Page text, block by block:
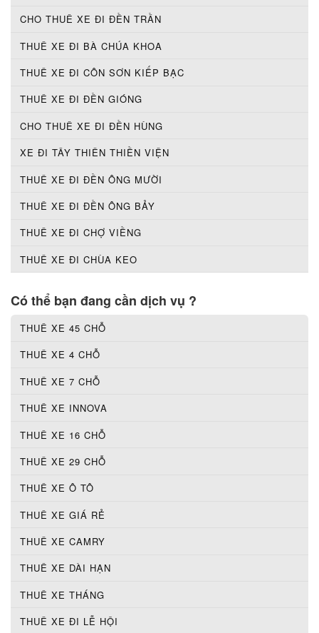
CHO THUÊ XE ĐI ĐỀN TRẦN
THUÊ XE ĐI BÀ CHÚA KHOA
THUÊ XE ĐI CÔN SƠN KIẾP BẠC
THUÊ XE ĐI ĐỀN GIÓNG
CHO THUÊ XE ĐI ĐỀN HÙNG
XE ĐI TÂY THIÊN THIỀN VIỆN
THUÊ XE ĐI ĐỀN ÔNG MƯỜI
THUÊ XE ĐI ĐỀN ÔNG BẢY
THUÊ XE ĐI CHỢ VIỀNG
THUÊ XE ĐI CHÙA KEO
Có thể bạn đang cần dịch vụ ?
THUÊ XE 45 CHỖ
THUÊ XE 4 CHỖ
THUÊ XE 7 CHỖ
THUÊ XE INNOVA
THUÊ XE 16 CHỖ
THUÊ XE 29 CHỖ
THUÊ XE Ô TÔ
THUÊ XE GIÁ RẺ
THUÊ XE CAMRY
THUÊ XE DÀI HẠN
THUÊ XE THÁNG
THUÊ XE ĐI LỄ HỘI